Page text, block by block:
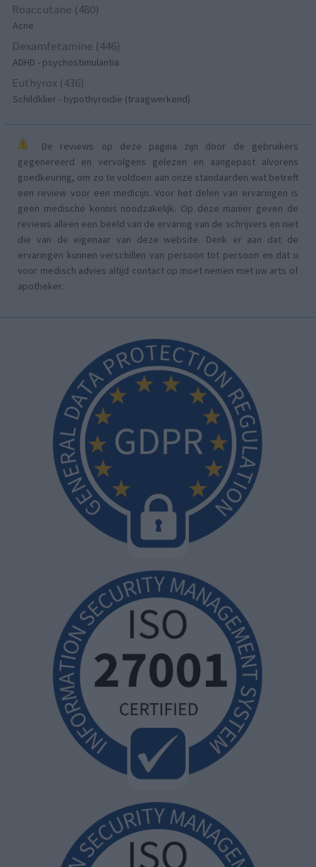
Roaccutane (480)
Acne
Dexamfetamine (446)
ADHD - psychostimulantia
Euthyrox (436)
Schildklier - hypothyroidie (traagwerkend)
De reviews op deze pagina zijn door de gebruikers
gegenereerd en vervolgens gelezen en aangepast alvorens
goedkeuring, om zo te voldoen aan onze standaarden wat betreft
een review voor een medicijn. Voor het delen van ervaringen is
geen medische kennis noodzakelijk. Op deze manier geven de
reviews alleen een beeld van de ervaring van de schrijvers en niet
die van de eigenaar van deze website. Denk er aan dat de
ervaringen kunnen verschillen van persoon tot persoon en dat u
voor medisch advies altijd contact op moet nemen met uw arts of
apotheker.